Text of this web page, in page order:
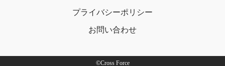
プライバシーポリシー
お問い合わせ
©Cross Force